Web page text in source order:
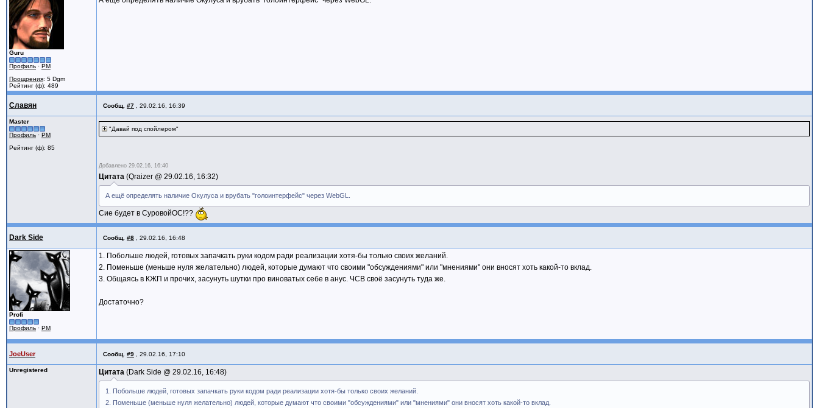
Guru
Профиль · PM
Поощрения: 5 Dgm
Рейтинг (ф): 489
Славян Сообщ. #7 29.02.16, 16:39
Master
Профиль · PM
Рейтинг (ф): 85
"Давай под спойлером"
Добавлено 29.02.16, 16:40
Цитата Qraizer @ 29.02.16, 16:32
А ещё определять наличие Окулуса и врубать "голоинтерфейс" через WebGL.
Сие будет в СуровойОС!??
Dark Side Сообщ. #8 29.02.16, 16:48
Profi
Профиль · PM
1. Побольше людей, готовых запачкать руки кодом ради реализации хотя-бы только своих желаний.
2. Поменьше (меньше нуля желательно) людей, которые думают что своими "обсуждениями" или "мнениями" они вносят хоть какой-то вклад.
3. Общаясь в КЖП и прочих, засунуть шутки про виноватых себе в анус. ЧСВ своё засунуть туда же.
Достаточно?
JoeUser Сообщ. #9 29.02.16, 17:10
Unregistered Цитата Dark Side @ 29.02.16, 16:48
1. Побольше людей, готовых запачкать руки кодом ради реализации хотя-бы только своих желаний.
2. Поменьше (меньше нуля желательно) людей, которые думают что своими "обсуждениями" или "мнениями" они вносят хоть какой-то вклад.